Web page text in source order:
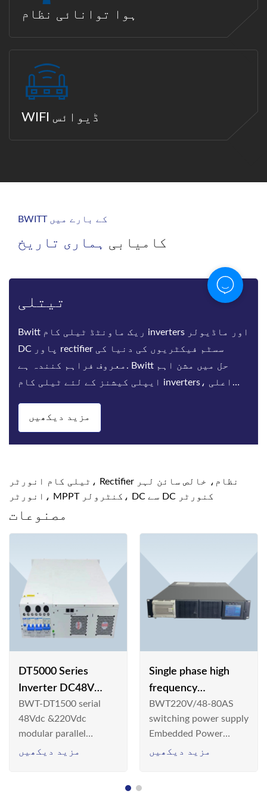
ہوا توانائی نظام
WIFI ڈیوائس
BWITT کے بارے میں
کامیابی ہماری تاریخ
تیتلی
Bwitt ریک ماونٹڈ ٹیلی کام inverters اور ماڈیولر
DC پاور rectifier سسٹم فیکٹریوں کی دنیا کی
معروف فراہم کنندہ ہے. Bwitt حل میں مشن اہم
ایپلی کیشنز کے لئے ٹیلی کام inverters، اعلی
مزید دیکھیں
ٹیلی کام انورٹر، Rectifier نظام، خالص سائن لہر
انورٹر، MPPT کنٹرولر، DC سے DC کنورٹر
مصنوعات
DT5000 Series
Inverter DC48V
AC110V solar
BWT-DT1500 serial
48Vdc &220Vdc
modular parallel
connection inverter is
مزید دیکھیں
Single phase high
frequency
BWT220V/48-80AS
switching power
supply
BWT220V/48-80AS
switching power supply
Embedded Power
System is widely
مزید دیکھیں